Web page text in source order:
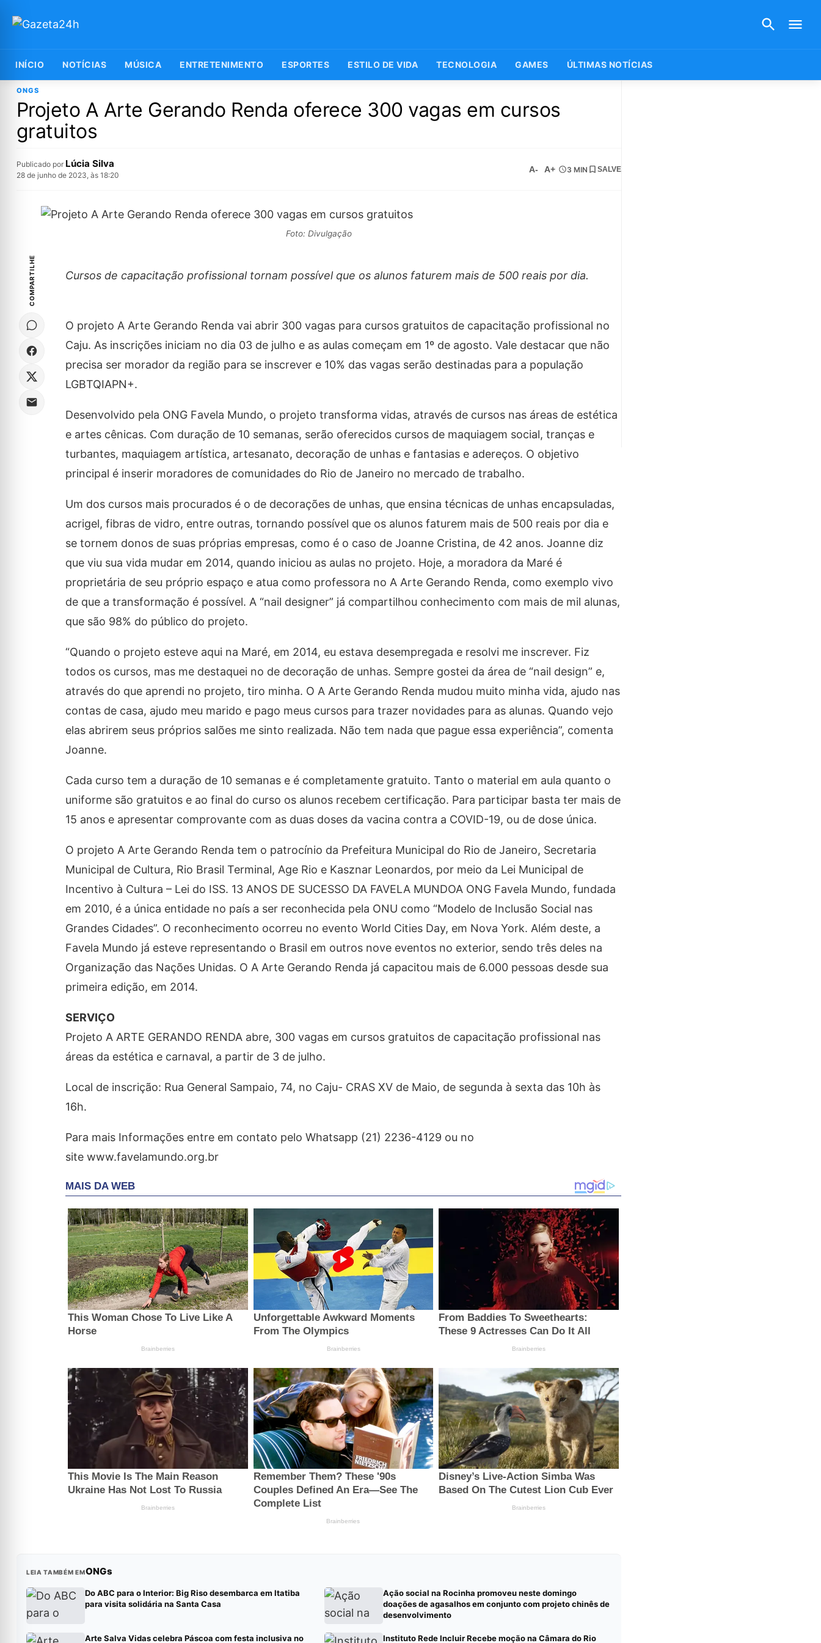
INÍCIO NOTÍCIAS MÚSICA ENTRETENIMENTO ESPORTES ESTILO DE VIDA TECNOLOGIA GAMES ÚLTIMAS NOTÍCIAS
ONGS
Projeto A Arte Gerando Renda oferece 300 vagas em cursos
gratuitos
Publicado por Lúcia Silva
28 de junho de 2023, às 18:20
A- A+ 3 MIN SALVE
Foto: Divulgação
COMPARTILHE Cursos de capacitação profissional tornam possível que os alunos faturem mais de 500 reais por dia.
O projeto A Arte Gerando Renda vai abrir 300 vagas para cursos gratuitos de capacitação profissional no
Caju. As inscrições iniciam no dia 03 de julho e as aulas começam em 1º de agosto. Vale destacar que não
precisa ser morador da região para se inscrever e 10% das vagas serão destinadas para a população
LGBTQIAPN+.
Desenvolvido pela ONG Favela Mundo, o projeto transforma vidas, através de cursos nas áreas de estética
e artes cênicas. Com duração de 10 semanas, serão oferecidos cursos de maquiagem social, tranças e
turbantes, maquiagem artística, artesanato, decoração de unhas e fantasias e adereços. O objetivo
principal é inserir moradores de comunidades do Rio de Janeiro no mercado de trabalho.
Um dos cursos mais procurados é o de decorações de unhas, que ensina técnicas de unhas encapsuladas,
acrigel, fibras de vidro, entre outras, tornando possível que os alunos faturem mais de 500 reais por dia e
se tornem donos de suas próprias empresas, como é o caso de Joanne Cristina, de 42 anos. Joanne diz
que viu sua vida mudar em 2014, quando iniciou as aulas no projeto. Hoje, a moradora da Maré é
proprietária de seu próprio espaço e atua como professora no A Arte Gerando Renda, como exemplo vivo
de que a transformação é possível. A “nail designer” já compartilhou conhecimento com mais de mil alunas,
que são 98% do público do projeto.
“Quando o projeto esteve aqui na Maré, em 2014, eu estava desempregada e resolvi me inscrever. Fiz
todos os cursos, mas me destaquei no de decoração de unhas. Sempre gostei da área de “nail design” e,
através do que aprendi no projeto, tiro minha. O A Arte Gerando Renda mudou muito minha vida, ajudo nas
contas de casa, ajudo meu marido e pago meus cursos para trazer novidades para as alunas. Quando vejo
elas abrirem seus próprios salões me sinto realizada. Não tem nada que pague essa experiência”, comenta
Joanne.
Cada curso tem a duração de 10 semanas e é completamente gratuito. Tanto o material em aula quanto o
uniforme são gratuitos e ao final do curso os alunos recebem certificação. Para participar basta ter mais de
15 anos e apresentar comprovante com as duas doses da vacina contra a COVID-19, ou de dose única.
O projeto A Arte Gerando Renda tem o patrocínio da Prefeitura Municipal do Rio de Janeiro, Secretaria
Municipal de Cultura, Rio Brasil Terminal, Age Rio e Kasznar Leonardos, por meio da Lei Municipal de
Incentivo à Cultura – Lei do ISS. 13 ANOS DE SUCESSO DA FAVELA MUNDOA ONG Favela Mundo, fundada
em 2010, é a única entidade no país a ser reconhecida pela ONU como “Modelo de Inclusão Social nas
Grandes Cidades”. O reconhecimento ocorreu no evento World Cities Day, em Nova York. Além deste, a
Favela Mundo já esteve representando o Brasil em outros nove eventos no exterior, sendo três deles na
Organização das Nações Unidas. O A Arte Gerando Renda já capacitou mais de 6.000 pessoas desde sua
primeira edição, em 2014.
SERVIÇO
Projeto A ARTE GERANDO RENDA abre, 300 vagas em cursos gratuitos de capacitação profissional nas
áreas da estética e carnaval, a partir de 3 de julho.
Local de inscrição: Rua General Sampaio, 74, no Caju- CRAS XV de Maio, de segunda à sexta das 10h às
16h.
Para mais Informações entre em contato pelo Whatsapp (21) 2236-4129 ou no
site www.favelamundo.org.br
LEIA TAMBÉM EMONGs
Do ABC para o Interior: Big Riso desembarca em Itatiba
para visita solidária na Santa Casa
Ação social na Rocinha promoveu neste domingo
doações de agasalhos em conjunto com projeto chinês de
desenvolvimento
Arte Salva Vidas celebra Páscoa com festa inclusiva no Instituto Rede Incluir Recebe moção na Câmara do Rio